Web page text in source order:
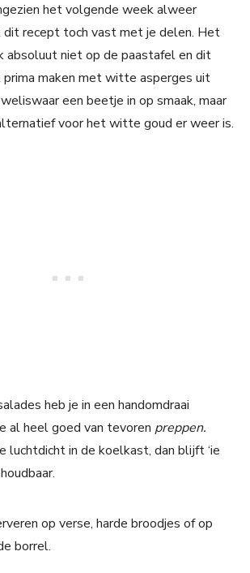
het volgende week alweer
dit recept toch vast met je delen. Het
absoluut niet op de paastafel en dit
prima maken met witte asperges uit
een beetje in op smaak, maar
voor het witte goud er weer is.
heb je in een handomdraai
al heel goed van tevoren preppen.
luchtdicht in de koelkast, dan blijft ‘ie
op verse, harde broodjes of op
borrel.